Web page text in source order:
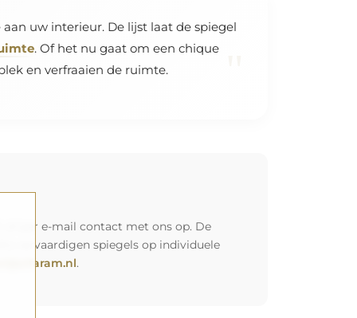
uw interieur. De lijst laat de spiegel
. Of het nu gaat om een chique
en verfraaien de ruimte.
per e-mail contact met ons op. De
vervaardigen spiegels op individuele
.